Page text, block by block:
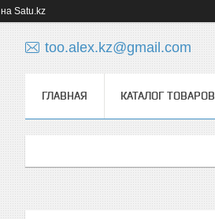
на Satu.kz
too.alex.kz@gmail.com
ГЛАВНАЯ КАТАЛОГ ТОВАРОВ